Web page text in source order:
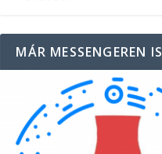
MÁR MESSENGEREN IS